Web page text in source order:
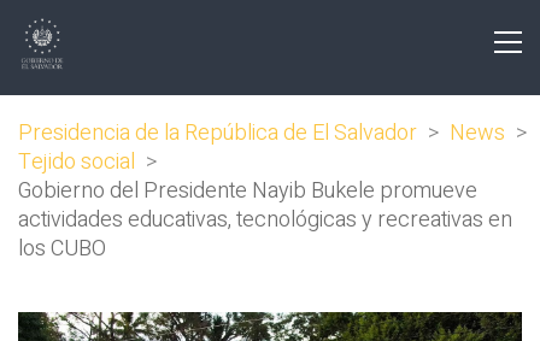
Presidencia de la República de El Salvador > News >
Tejido social >
Gobierno del Presidente Nayib Bukele promueve
actividades educativas, tecnológicas y recreativas en
los CUBO